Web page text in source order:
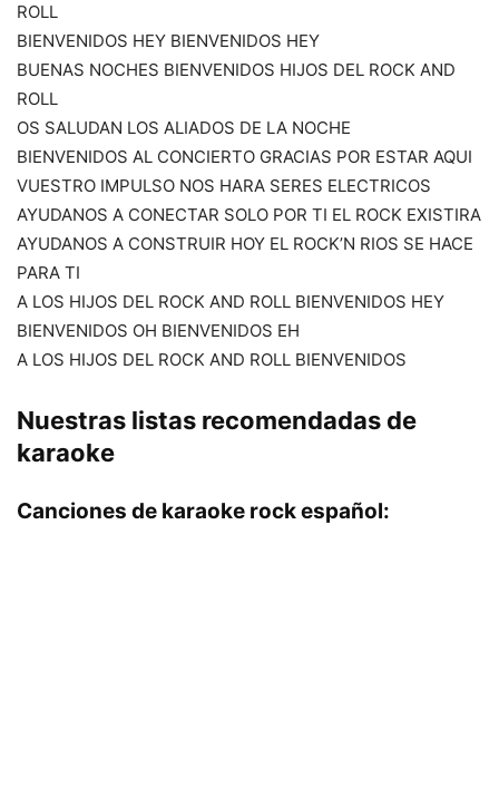
ROLL
BIENVENIDOS HEY BIENVENIDOS HEY
BUENAS NOCHES BIENVENIDOS HIJOS DEL ROCK AND
ROLL
OS SALUDAN LOS ALIADOS DE LA NOCHE
BIENVENIDOS AL CONCIERTO GRACIAS POR ESTAR AQUI
VUESTRO IMPULSO NOS HARA SERES ELECTRICOS
AYUDANOS A CONECTAR SOLO POR TI EL ROCK EXISTIRA
AYUDANOS A CONSTRUIR HOY EL ROCK’N RIOS SE HACE
PARA TI
A LOS HIJOS DEL ROCK AND ROLL BIENVENIDOS HEY
BIENVENIDOS OH BIENVENIDOS EH
A LOS HIJOS DEL ROCK AND ROLL BIENVENIDOS
Nuestras listas recomendadas de
karaoke
Canciones de karaoke rock español: